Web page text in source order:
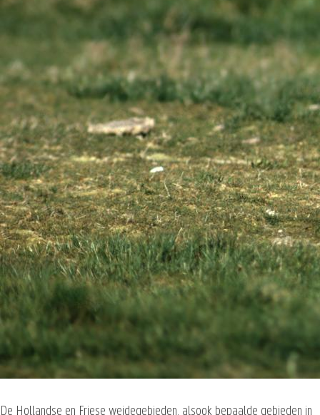
De Hollandse en Friese weidegebieden, alsook bepaalde gebieden in